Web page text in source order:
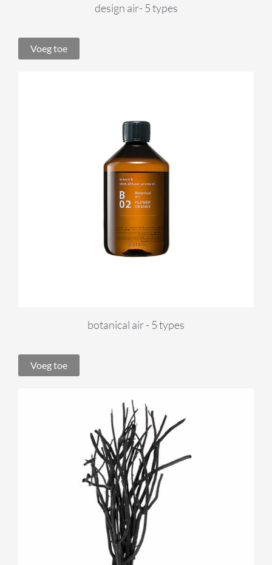
design air- 5 types
Voeg toe
botanical air - 5 types
Voeg toe